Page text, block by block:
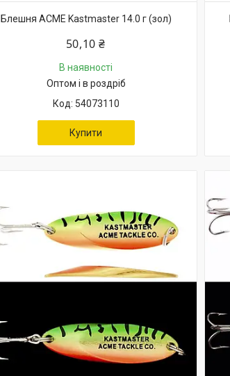
Блешня ACME Kastmaster 14.0 г (зол)
50,10 ₴
В наявності
Оптом і в роздріб
54073110
Купити